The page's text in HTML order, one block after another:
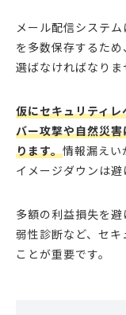
メール配信システ
を多数保存するた
選ばなければなりま
仮にセキュリティ
バー攻撃や自然災
ります。情報漏えい
イメージダウンは避
多額の利益損失を
弱性診断など、セ
ことが重要です。